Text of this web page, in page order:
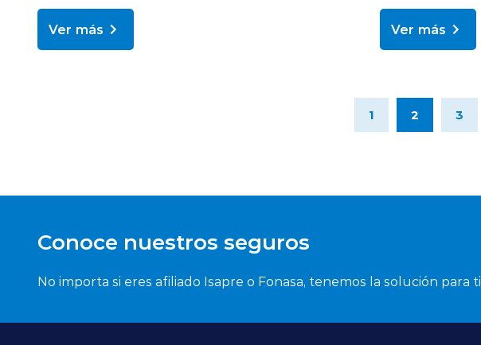
Ver más Ver más
1 2 3
Conoce nuestros seguros
No importa si eres afiliado Isapre o Fonasa, tenemos la solución para ti